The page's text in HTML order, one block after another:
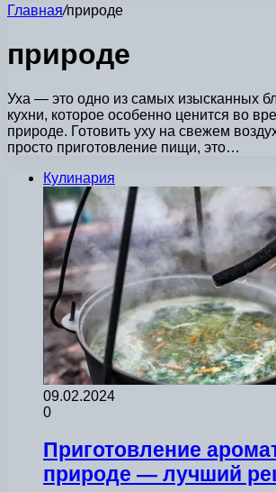
Главная/природе
природе
Уха — это одно из самых изысканных
кухни, которое особенно ценится во
природе. Готовить уху на свежем
просто приготовление пищи, это…
Кулинария
09.02.2024
0
Приготовление
природе — лучший